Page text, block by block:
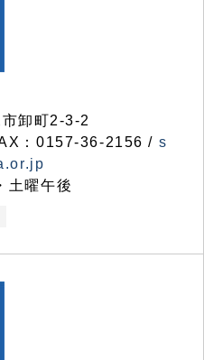
卸町2-3-2
：0157-36-2156 / s
土曜午後